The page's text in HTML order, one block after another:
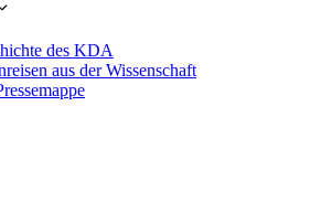
des KDA
aus der Wissenschaft